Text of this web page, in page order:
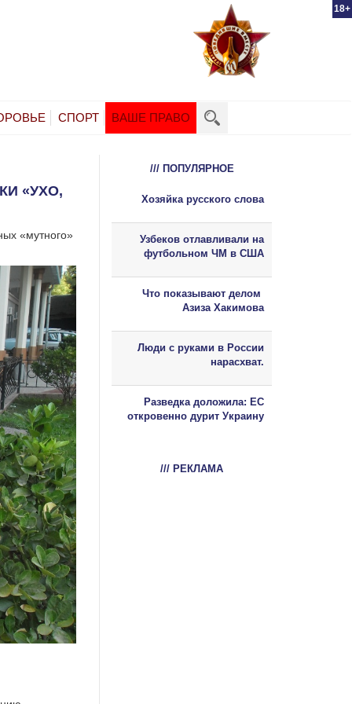
18+
СПОРТ ВАШЕ ПРАВО
«УХО,
«мутного»
/// ПОПУЛЯРНОЕ
Хозяйка русского слова
Узбеков отлавливали на
футбольном ЧМ в США
Что показывают делом
Азиза Хакимова
Люди с руками в России
нарасхват.
Разведка доложила: ЕС
откровенно дурит Украину
/// РЕКЛАМА